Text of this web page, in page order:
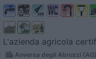
L'azienda agricola
Anversa degli Abruzzi